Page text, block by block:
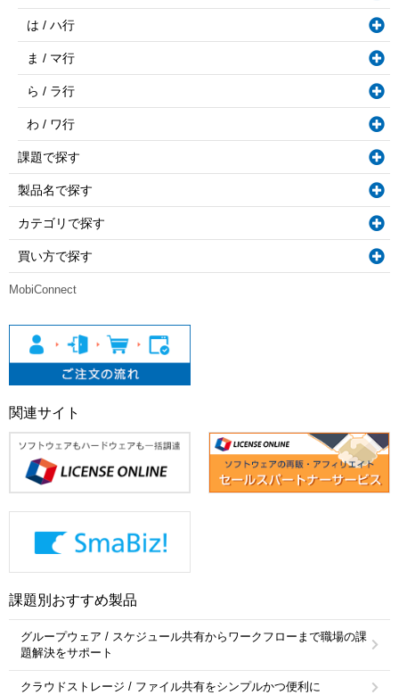
は / ハ行
ま / マ行
ら / ラ行
わ / ワ行
課題で探す
製品名で探す
カテゴリで探す
買い方で探す
MobiConnect
関連サイト
課題別おすすめ製品
グループウェア / スケジュール共有からワークフローまで職場の課
題解決をサポート
クラウドストレージ / ファイル共有をシンプルかつ便利に